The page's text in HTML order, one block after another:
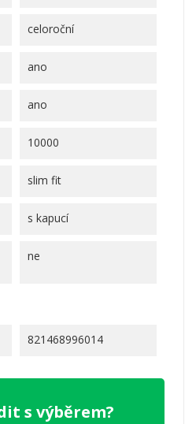
celoroční
ano
ano
10000
slim fit
s kapucí
ne
821468996014
s výběrem?